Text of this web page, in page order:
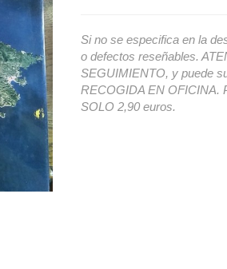
Si no se especifica en la
o defectos reseñables.
SEGUIMIENTO, y puede
RECOGIDA EN OFICINA.
SOLO 2,90 euros.